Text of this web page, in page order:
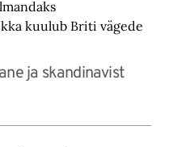
kuulub Briti vägede
ja skandinavist